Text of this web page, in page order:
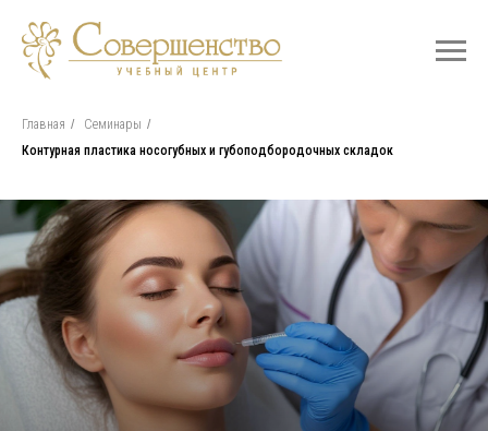
Главная / Семинары /
Контурная пластика носогубных и губоподбородочных складок